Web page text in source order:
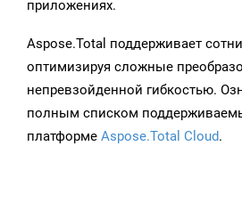
приложениях.
Aspose.Total поддерживает
оптимизируя сложные
непревзойденной гибкостью.
полным списком
платформе Aspose.Total Cloud.